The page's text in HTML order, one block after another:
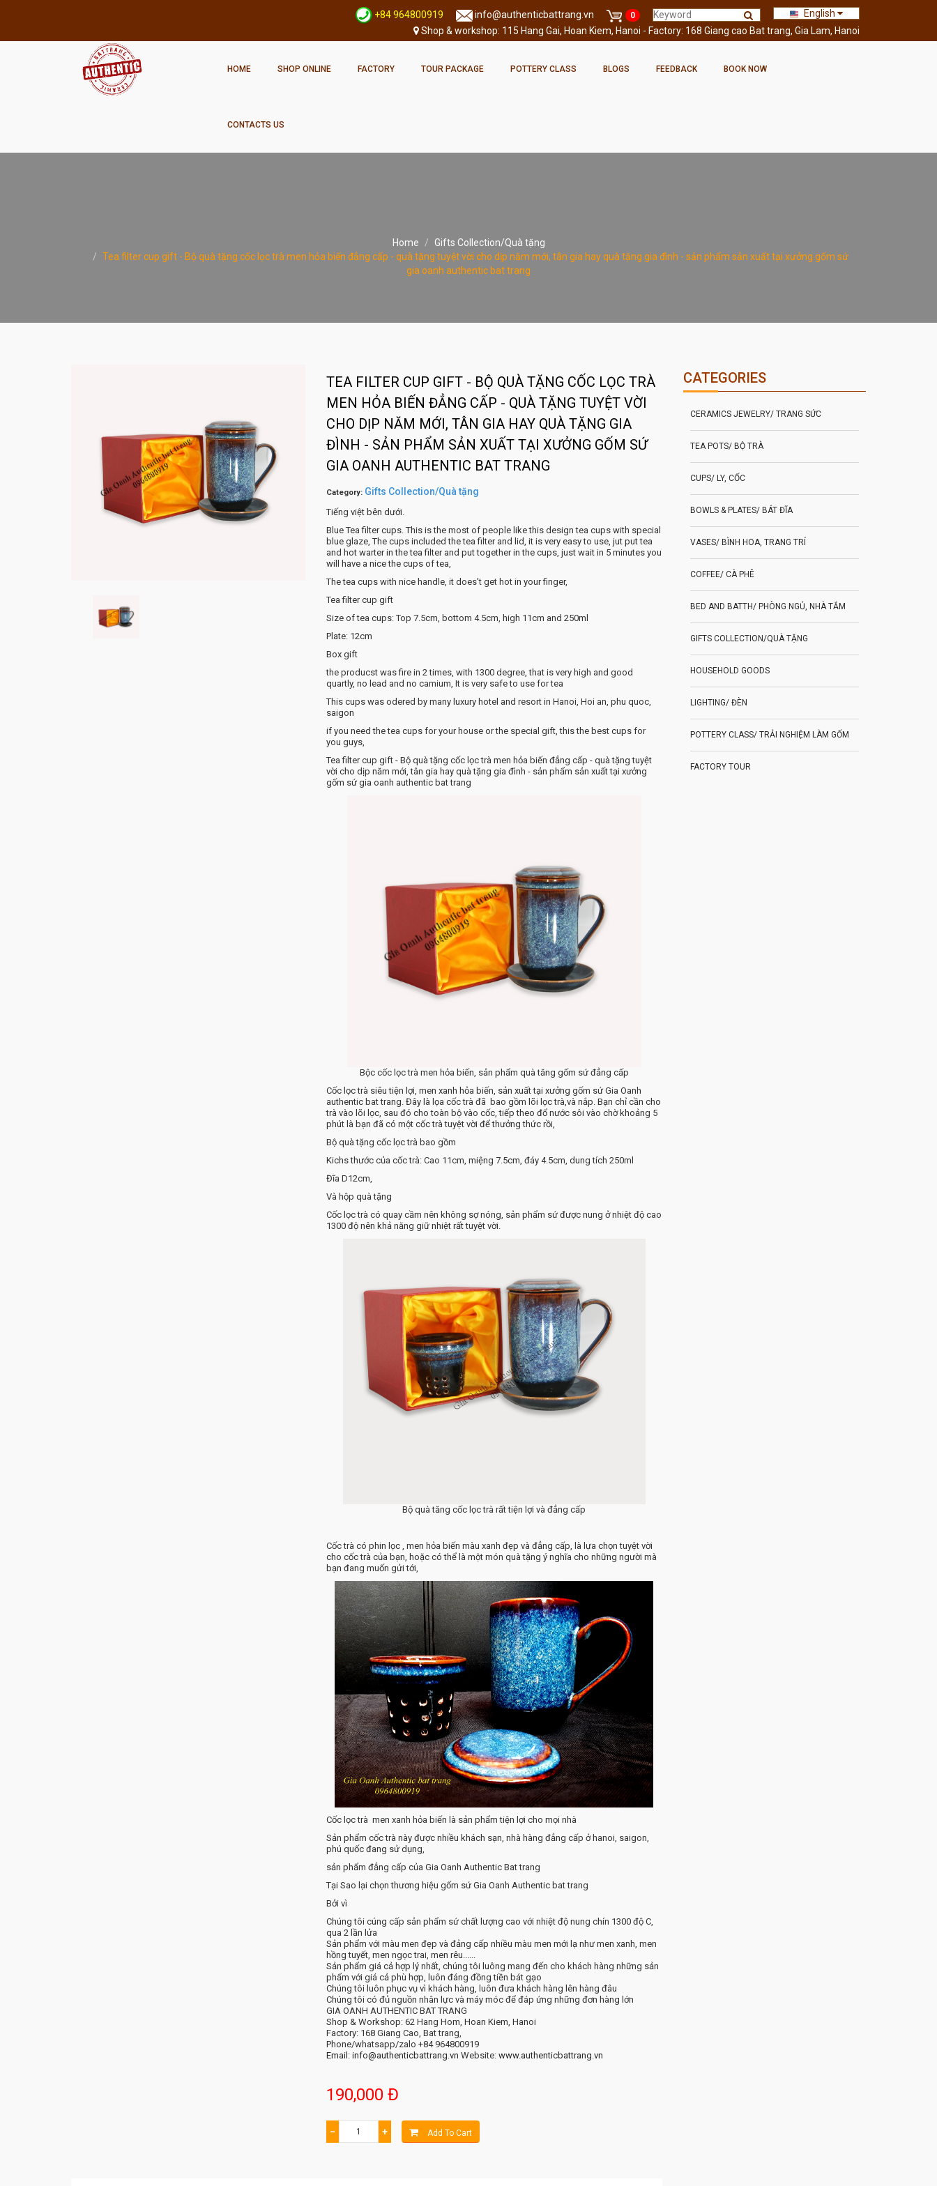
English
0
info@authenticbattrang.vn
+84 964800919
Shop & workshop: 115 Hang Gai, Hoan Kiem, Hanoi - Factory: 168 Giang cao Bat trang, Gia Lam, Hanoi
HOME SHOP ONLINE FACTORY TOUR PACKAGE POTTERY CLASS BLOGS FEEDBACK BOOK NOW
CONTACTS US
Home
Gifts Collection/Quà tặng
Tea filter cup gift - Bộ quà tặng cốc lọc trà men hỏa biến đẳng cấp - quà tặng tuyệt vời cho dịp năm mới, tân gia hay quà tặng gia đình - sản phẩm sản xuất tại xưởng gốm sứ
gia oanh authentic bat trang
TEA FILTER CUP GIFT - BỘ QUÀ TẶNG CỐC LỌC TRÀ
MEN HỎA BIẾN ĐẲNG CẤP - QUÀ TẶNG TUYỆT VỜI
CHO DỊP NĂM MỚI, TÂN GIA HAY QUÀ TẶNG GIA
ĐÌNH - SẢN PHẨM SẢN XUẤT TẠI XƯỞNG GỐM SỨ
GIA OANH AUTHENTIC BAT TRANG
Category: Gifts Collection/Quà tặng
Tiếng việt bên dưới.
Blue Tea filter cups. This is the most of people like this design tea cups with special
blue glaze, The cups included the tea filter and lid, it is very easy to use, jut put tea
and hot warter in the tea filter and put together in the cups, just wait in 5 minutes you
will have a nice the cups of tea,
The tea cups with nice handle, it does't get hot in your finger,
Tea filter cup gift
Size of tea cups: Top 7.5cm, bottom 4.5cm, high 11cm and 250ml
Plate: 12cm
Box gift
the producst was fire in 2 times, with 1300 degree, that is very high and good
quartly, no lead and no camium, It is very safe to use for tea
This cups was odered by many luxury hotel and resort in Hanoi, Hoi an, phu quoc,
saigon
if you need the tea cups for your house or the special gift, this the best cups for
you guys,
Tea filter cup gift - Bộ quà tặng cốc lọc trà men hỏa biến đẳng cấp - quà tặng tuyệt
vời cho dịp năm mới, tân gia hay quà tặng gia đình - sản phẩm sản xuất tại xưởng
gốm sứ gia oanh authentic bat trang
Bộc cốc lọc trà men hỏa biến, sản phẩm quà tăng gốm sứ đẳng cấp
Cốc lọc trà siêu tiện lợi, men xanh hỏa biến, sản xuất tại xưởng gốm sứ Gia Oanh
authentic bat trang. Đây là lọa cốc trà đã bao gồm lõi lọc trà,và nắp. Bạn chỉ cần cho
trà vào lõi lọc, sau đó cho toàn bộ vào cốc, tiếp theo đổ nước sôi vào chờ khoảng 5
phút là bạn đã có một cốc trà tuyệt vời để thưởng thức rồi,
Bộ quà tặng cốc lọc trà bao gồm
Kichs thước của cốc trà: Cao 11cm, miệng 7.5cm, đáy 4.5cm, dung tích 250ml
Đĩa D12cm,
Và hộp quà tặng
Cốc lọc trà có quay cầm nên không sợ nóng, sản phẩm sứ được nung ở nhiệt độ cao
1300 độ nên khả năng giữ nhiệt rất tuyệt vời.
Bộ quà tăng cốc lọc trà rất tiện lợi và đẳng cấp
Cốc trà có phin lọc , men hỏa biến màu xanh đẹp và đẳng cấp, là lựa chọn tuyệt vời
cho cốc trà của bạn, hoặc có thể là một món quà tặng ý nghĩa cho những người mà
bạn đang muốn gửi tới,
Cốc lọc trà men xanh hỏa biến là sản phẩm tiện lợi cho mọi nhà
Sản phẩm cốc trà này được nhiều khách sạn, nhà hàng đẳng cấp ở hanoi, saigon,
phú quốc đang sử dụng,
sản phẩm đẳng cấp của Gia Oanh Authentic Bat trang
Tại Sao lại chọn thương hiệu gốm sứ Gia Oanh Authentic bat trang
Bởi vì
Chúng tôi cúng cấp sản phẩm sứ chất lượng cao với nhiệt độ nung chín 1300 độ C,
qua 2 lần lửa
Sản phẩm với màu men đẹp và đảng cấp nhiều màu men mới lạ như men xanh, men
hồng tuyết, men ngọc trai, men rêu......
Sản phẩm giá cả hợp lý nhất, chúng tôi luông mang đến cho khách hàng những sản
phẩm với giá cả phù hợp, luôn đáng đồng tiền bát gạo
Chúng tôi luôn phục vụ vì khách hàng, luôn đưa khách hàng lên hàng đâu
Chúng tôi có đủ nguồn nhân lực và máy móc để đáp ứng những đơn hàng lớn
GIA OANH AUTHENTIC BAT TRANG
Shop & Workshop: 62 Hang Hom, Hoan Kiem, Hanoi
Factory: 168 Giang Cao, Bat trang,
Phone/whatsapp/zalo +84 964800919
Email: info@authenticbattrang.vn ​ Website: www.authenticbattrang.vn
190,000 Đ
− + Add To Cart
CATEGORIES
CERAMICS JEWELRY/ TRANG SỨC
TEA POTS/ BỘ TRÀ
CUPS/ LY, CỐC
BOWLS & PLATES/ BÁT ĐĨA
VASES/ BÌNH HOA, TRANG TRÍ
COFFEE/ CÀ PHÊ
BED AND BATTH/ PHÒNG NGỦ, NHÀ TẮM
GIFTS COLLECTION/QUÀ TẶNG
HOUSEHOLD GOODS
LIGHTING/ ĐÈN
POTTERY CLASS/ TRẢI NGHIỆM LÀM GỐM
FACTORY TOUR